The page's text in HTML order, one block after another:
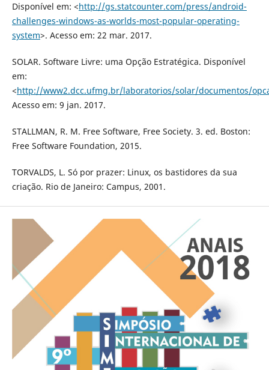
Disponível em: <http://gs.statcounter.com/press/android-
challenges-windows-as-worlds-most-popular-operating-
system>. Acesso em: 22 mar. 2017.
SOLAR. Software Livre: uma Opção Estratégica. Disponível
em:
<http://www2.dcc.ufmg.br/laboratorios/solar/documentos/
Acesso em: 9 jan. 2017.
STALLMAN, R. M. Free Software, Free Society. 3. ed. Boston:
Free Software Foundation, 2015.
TORVALDS, L. Só por prazer: Linux, os bastidores da sua
criação. Rio de Janeiro: Campus, 2001.